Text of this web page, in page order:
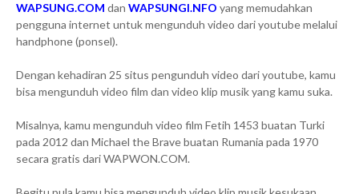
WAPSUNG.COM dan WAPSUNGI.NFO yang memudahkan
pengguna internet untuk mengunduh video dari youtube melalui
handphone (ponsel).
Dengan kehadiran 25 situs pengunduh video dari youtube, kamu
bisa mengunduh video film dan video klip musik yang kamu suka.
Misalnya, kamu mengunduh video film Fetih 1453 buatan Turki
pada 2012 dan Michael the Brave buatan Rumania pada 1970
secara gratis dari WAPWON.COM.